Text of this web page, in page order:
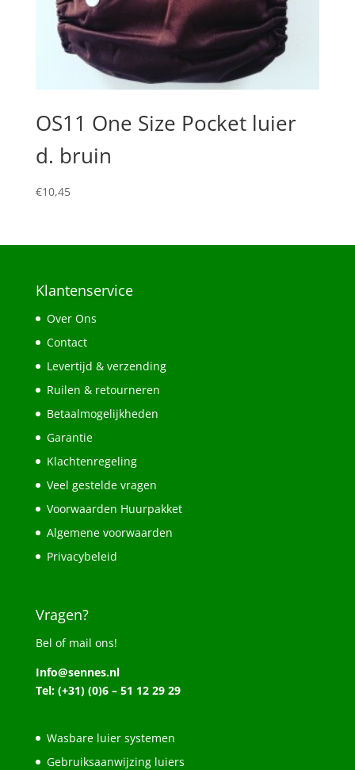
OS11 One Size Pocket luier
d. bruin
€10,45
Klantenservice
Over Ons
Contact
Levertijd & verzending
Ruilen & retourneren
Betaalmogelijkheden
Garantie
Klachtenregeling
Veel gestelde vragen
Voorwaarden Huurpakket
Algemene voorwaarden
Privacybeleid
Vragen?
Bel of mail ons!
Info@sennes.nl
Tel: (+31) (0)6 – 51 12 29 29
Wasbare luier systemen
Gebruiksaanwijzing luiers